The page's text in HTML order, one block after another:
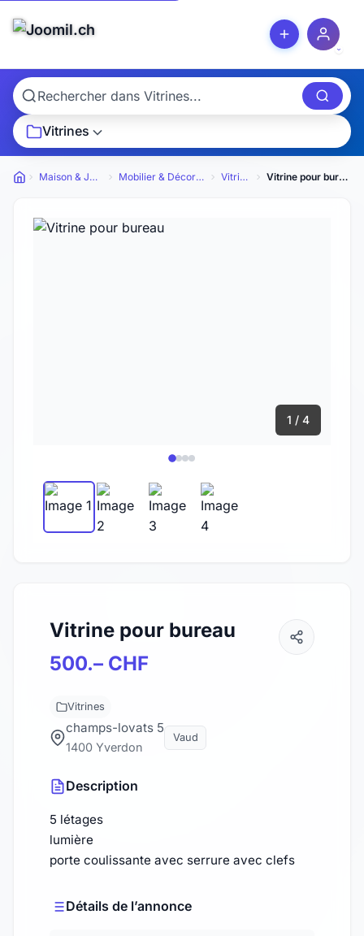
Vitrines
Petites annonces
Maison & Jardin Mobilier & Décoration Vitrines Vitrine pour bureau
1 / 4
Vitrine pour bureau
500.– CHF
Vitrines
champs-lovats 5
1400 Yverdon
Vaud
Description
5 létages
lumière
porte coulissante avec serrure avec clefs
Détails de l’annonce